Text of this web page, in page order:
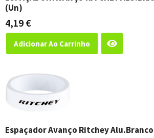
(un)
4,19 €
Adicionar Ao Carrinho
Espaçador Avanço Ritchey